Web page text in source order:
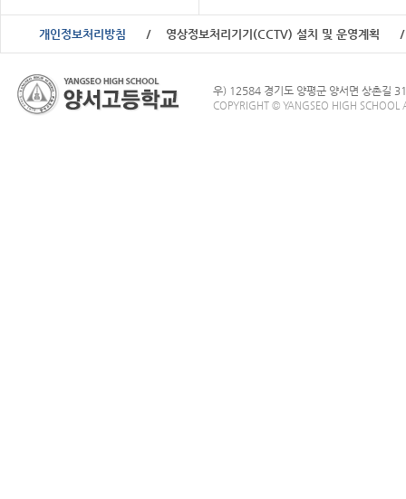
개인정보처리방침 영상정보처리기기(CCTV) 설치 및 운영계획
우) 12584 경기도 양평군 양서면 상촌길
COPYRIGHT © YANGSEO HIGH SCHOOL